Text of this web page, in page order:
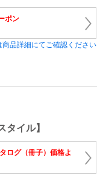
ポン
商品詳細にてご確認ください
タイル】
ログ（冊子）価格よ